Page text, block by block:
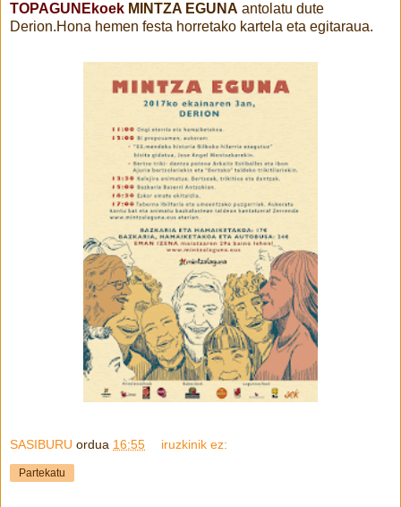
TOPAGUNEkoek MINTZA EGUNA antolatu dute
Derion.Hona hemen festa horretako kartela eta egitaraua.
SASIBURU ordua 16:55 iruzkinik ez:
Partekatu